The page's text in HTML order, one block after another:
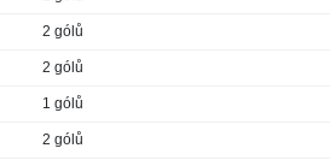
2 gólů
2 gólů
1 gólů
2 gólů